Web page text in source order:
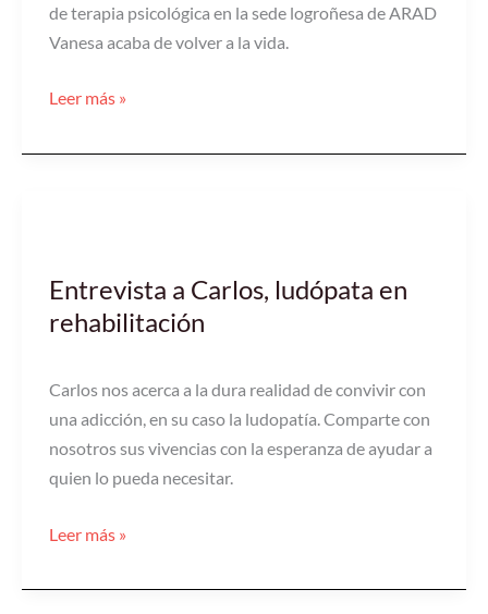
de terapia psicológica en la sede logroñesa de ARAD
Vanesa acaba de volver a la vida.
Leer más »
Entrevista a Carlos, ludópata en
rehabilitación
Carlos nos acerca a la dura realidad de convivir con
una adicción, en su caso la ludopatía. Comparte con
nosotros sus vivencias con la esperanza de ayudar a
quien lo pueda necesitar.
Carlos,
ludópata
Leer más »